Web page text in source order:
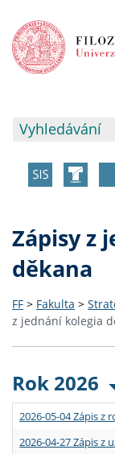
Zápisy z
děkana
FF > Fakulta >
z jednání kolegia
Rok 2026
2026-05-04 Zápis z
2026-04-27 Zápis z